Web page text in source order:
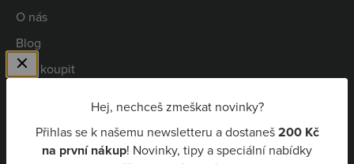
Hej, nechceš zmeškat novinky?
Přihlas se k našemu newsletteru a dostaneš200 Kč
na první nákup! Novinky, tipy a speciální nabídky
O nás
Blog
Kde koupit
Niceboy Pay